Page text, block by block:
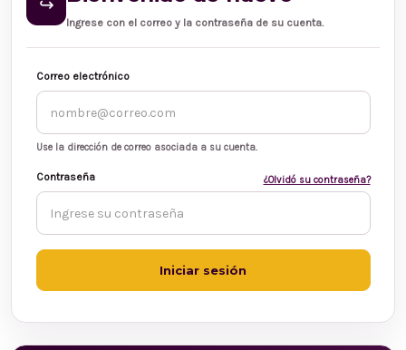
↪
Ingrese con el correo y la contraseña de su cuenta.
Correo electrónico
Use la dirección de correo asociada a su cuenta.
Contraseña ¿Olvidó su contraseña?